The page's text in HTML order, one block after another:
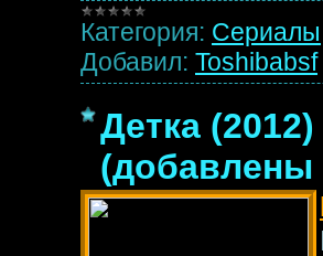
Категория: Сериалы
Добавил: Toshibabsf
Детка
(добавлены